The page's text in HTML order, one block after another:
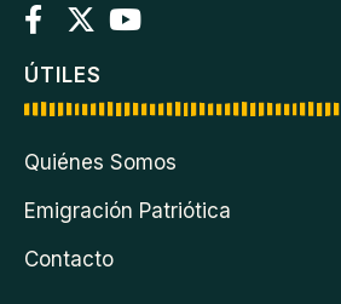
ÚTILES
Quiénes Somos
Emigración Patriótica
Contacto